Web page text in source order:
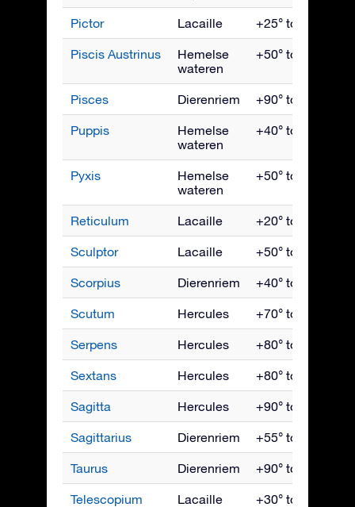
Pictor Lacaille +25° tot -90°
Piscis Austrinus
Hemelse
wateren
+50° tot -90°
Pisces Dierenriem +90° tot -65°
Puppis
Hemelse
wateren
+40° tot -90°
Pyxis
Hemelse
wateren
+50° tot -90°
Reticulum Lacaille +20° tot -90°
Sculptor Lacaille +50° tot -90°
Scorpius Dierenriem +40° tot -90°
Scutum Hercules +70° tot -90°
Serpens Hercules +80° tot -80°
Sextans Hercules +80° tot -80°
Sagitta Hercules +90° tot -70°
Sagittarius Dierenriem +55° tot -90°
Taurus Dierenriem +90° tot -65°
Telescopium Lacaille +30° tot -90°